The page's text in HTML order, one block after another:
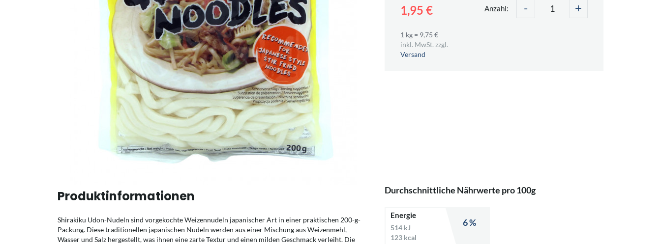
1,95 € Anzahl: - +
1 kg = 9,75 €
inkl. MwSt. zzgl.
Versand
Produktinformationen
Shirakiku Udon-Nudeln sind vorgekochte Weizennudeln japanischer Art in einer praktischen 200-g-
Packung. Diese traditionellen japanischen Nudeln werden aus einer Mischung aus Weizenmehl,
Wasser und Salz hergestellt, was ihnen eine zarte Textur und einen milden Geschmack verleiht. Die
Durchschnittliche Nährwerte pro 100g
Energie
514 kJ
123 kcal
6 %